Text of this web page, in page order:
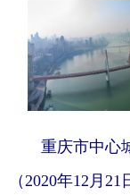
重庆市中心
（2020年12月